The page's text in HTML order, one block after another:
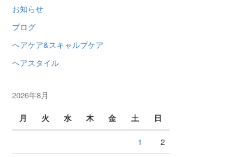
お知らせ
ブログ
ヘアケア&スキャルプケア
ヘアスタイル
2026年8月
月
火 水 木 金 土 日
1 2